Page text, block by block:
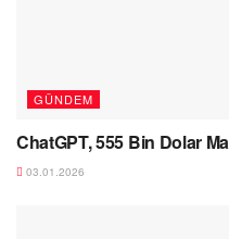
GÜNDEM
ChatGPT, 555 Bin Dolar
03.01.2026